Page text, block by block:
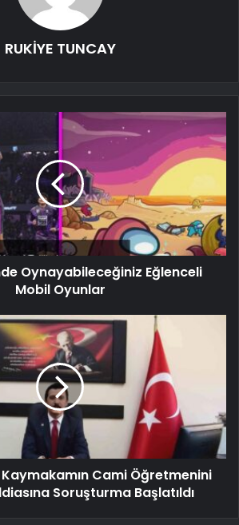
RUKİYE TUNCAY
Oynayabileceğiniz Eğlenceli
Mobil Oyunlar
Cami Öğretmenini
Soruşturma Başlatıldı